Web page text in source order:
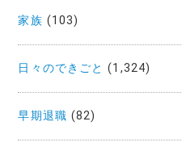
家族 (103)
日々のできごと (1,324)
早期退職 (82)